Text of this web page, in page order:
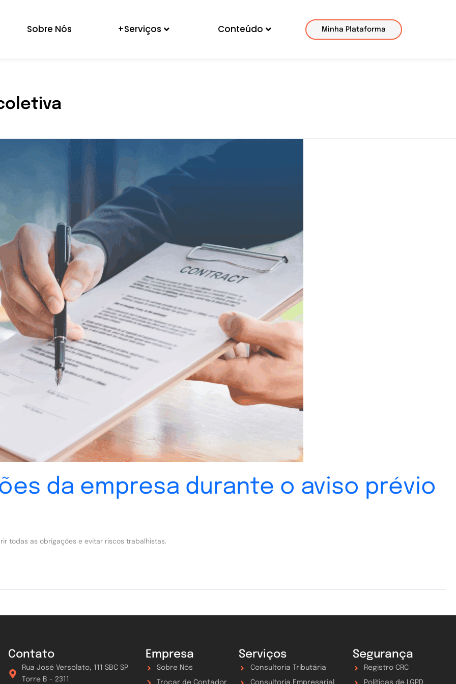
Sobre Nós +Serviços Conteúdo Minha Plataforma
da empresa durante o aviso prévio
todas as obrigações e evitar riscos trabalhistas.
Contato
Rua José Versolato, 111 SBC SP
Torre B - 2311
Empresa
Sobre Nós
Serviços
Consultoria Tributária
Segurança
Registro CRC